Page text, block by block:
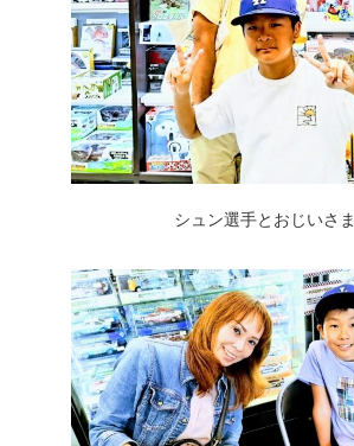
シュン選手とおじいさま